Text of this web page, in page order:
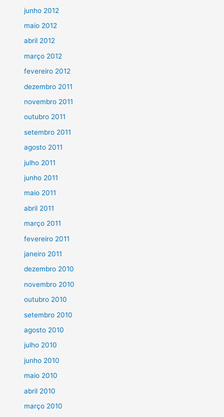
junho 2012
maio 2012
abril 2012
março 2012
fevereiro 2012
dezembro 2011
novembro 2011
outubro 2011
setembro 2011
agosto 2011
julho 2011
junho 2011
maio 2011
abril 2011
março 2011
fevereiro 2011
janeiro 2011
dezembro 2010
novembro 2010
outubro 2010
setembro 2010
agosto 2010
julho 2010
junho 2010
maio 2010
abril 2010
março 2010